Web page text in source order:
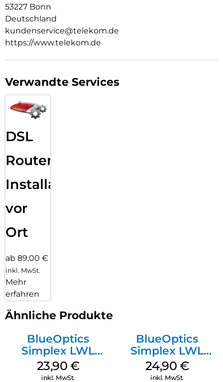
53227 Bonn
Deutschland
kundenservice@telekom.de
https://www.telekom.de
Verwandte Services
DSL
Router
Installation
vor
Ort
ab 89,00 €
inkl. MwSt.
Mehr
erfahren
Ähnliche Produkte
BlueOptics
Simplex LWL
Patchkabel LC-
APC Singlemode
23,90 €
inkl. MwSt.
BlueOptics
Simplex LWL
Patchkabel LC-
APC Singlemode
24,90 €
inkl. MwSt.